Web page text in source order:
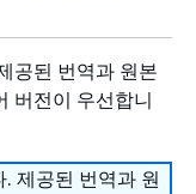
공된 번역과 원본
버전이 우선합니
제공된 번역과 원